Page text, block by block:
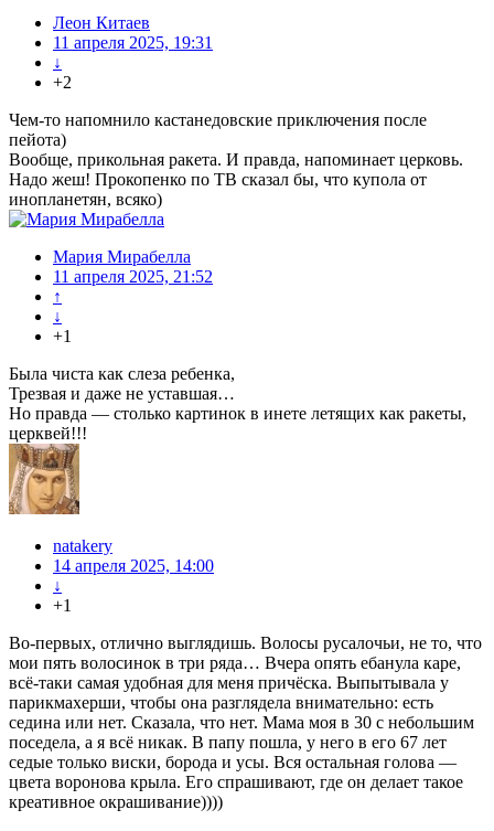
Леон Китаев
11 апреля 2025, 19:31
↓
+2
Чем-то напомнило кастанедовские приключения после
пейота)
Вообще, прикольная ракета. И правда, напоминает церковь.
Надо жеш! Прокопенко по ТВ сказал бы, что купола от
инопланетян, всяко)
Мария Мирабелла
11 апреля 2025, 21:52
↑
↓
+1
Была чиста как слеза ребенка,
Трезвая и даже не уставшая…
Но правда — столько картинок в инете летящих как ракеты,
церквей!!!
natakery
14 апреля 2025, 14:00
↓
+1
Во-первых, отлично выглядишь. Волосы русалочьи, не то, что
мои пять волосинок в три ряда… Вчера опять ебанула каре,
всё-таки самая удобная для меня причёска. Выпытывала у
парикмахерши, чтобы она разглядела внимательно: есть
седина или нет. Сказала, что нет. Мама моя в 30 с небольшим
поседела, а я всё никак. В папу пошла, у него в его 67 лет
седые только виски, борода и усы. Вся остальная голова —
цвета воронова крыла. Его спрашивают, где он делает такое
креативное окрашивание))))